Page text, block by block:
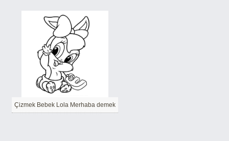
Çizmek Bebek Lola Merhaba demek